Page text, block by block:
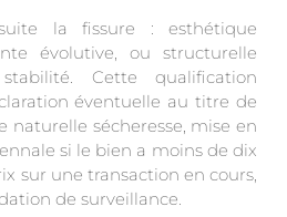
la fissure : esthétique
évolutive, ou structurelle
Cette qualification
éventuelle au titre de
naturelle sécheresse, mise en
si le bien a moins de dix
sur une transaction en cours,
de surveillance.